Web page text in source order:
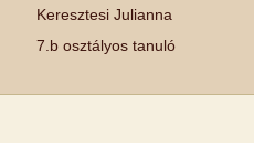
Keresztesi Julianna
7.b osztályos tanuló